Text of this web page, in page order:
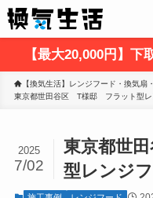
【最大20,000円】
【換気生活】レンジフード・換気扇
東京都世田谷区　T様邸　フラット型
東京都世
型レンジ
2025
7/02